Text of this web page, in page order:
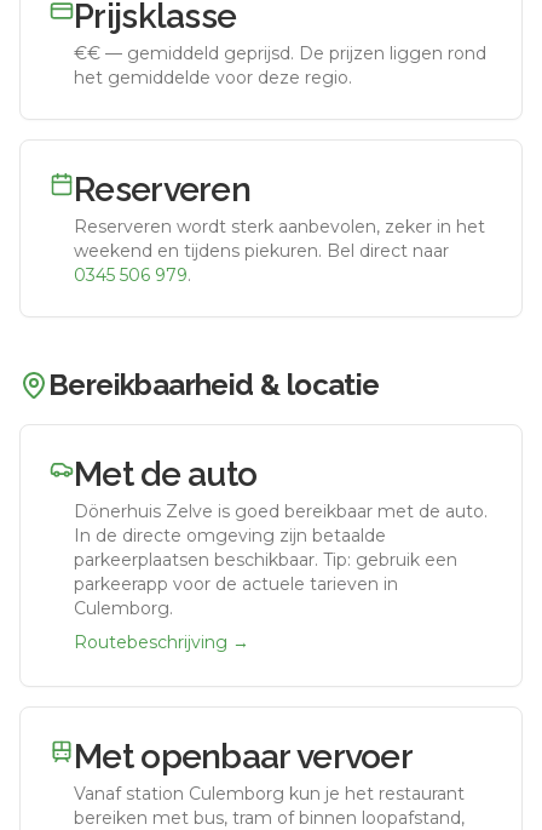
Prijsklasse
€€ — gemiddeld geprijsd. De prijzen liggen rond
het gemiddelde voor deze regio.
Reserveren
Reserveren wordt sterk aanbevolen, zeker in het
weekend en tijdens piekuren. Bel direct naar
0345 506 979.
Bereikbaarheid & locatie
Met de auto
Dönerhuis Zelve is goed bereikbaar met de auto.
In de directe omgeving zijn betaalde
parkeerplaatsen beschikbaar. Tip: gebruik een
parkeerapp voor de actuele tarieven in
Culemborg.
Routebeschrijving →
Met openbaar vervoer
Vanaf station Culemborg kun je het restaurant
bereiken met bus, tram of binnen loopafstand,